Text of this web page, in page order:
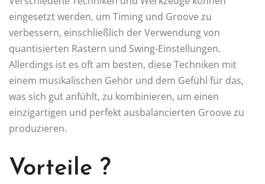
eingesetzt werden, um Timing und Groove zu
verbessern, einschließlich der Verwendung von
quantisierten Rastern und Swing-Einstellungen.
Allerdings ist es oft am besten, diese Techniken mit
einem musikalischen Gehör und dem Gefühl für das,
was sich gut anfühlt, zu kombinieren, um einen
einzigartigen und perfekt ausbalancierten Groove zu
produzieren.
Vorteile ?